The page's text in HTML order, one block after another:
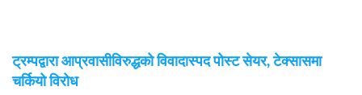
ट्रम्पद्वारा आप्रवासीविरुद्धको विवादास्पद पोस्ट सेयर, टेक्सासमा
चर्कियो विरोध